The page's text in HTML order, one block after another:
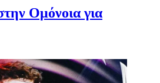
Ομόνοια για